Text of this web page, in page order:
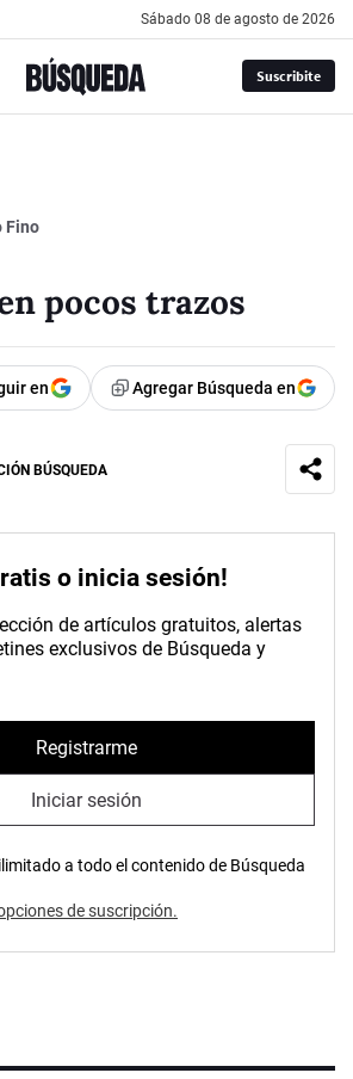
sábado 08 de agosto de 2026
Suscribite
Fino
pocos trazos
en Agregar Búsqueda en
BÚSQUEDA
o inicia sesión!
de artículos gratuitos, alertas
exclusivos de Búsqueda y
Registrarme
Iniciar sesión
a todo el contenido de Búsqueda
de suscripción.